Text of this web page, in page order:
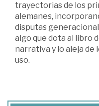
trayectorias de los
alemanes,
disputas
algo que dota al libro
narrativa y lo aleja de
uso.